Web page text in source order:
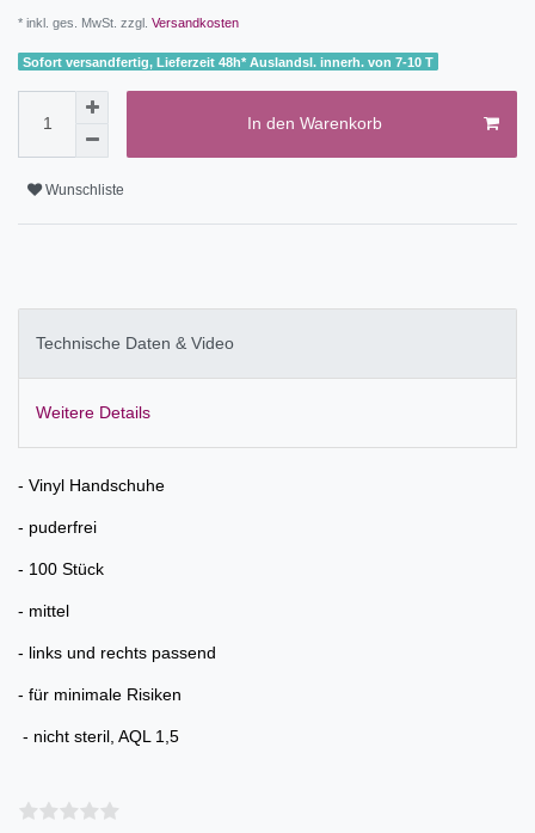
* inkl. ges. MwSt. zzgl. Versandkosten
Sofort versandfertig, Lieferzeit 48h* Auslandsl. innerh. von 7-10 T
In den Warenkorb
Wunschliste
Technische Daten & Video
Weitere Details
- Vinyl Handschuhe
- puderfrei
- 100 Stück
- mittel
- links und rechts passend
- für minimale Risiken
- nicht steril, AQL 1,5